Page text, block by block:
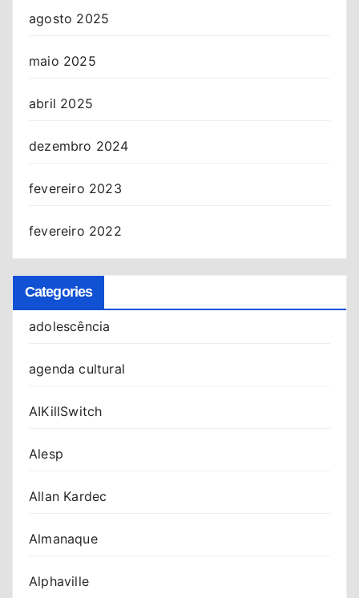
agosto 2025
maio 2025
abril 2025
dezembro 2024
fevereiro 2023
fevereiro 2022
Categories
adolescência
agenda cultural
AIKillSwitch
Alesp
Allan Kardec
Almanaque
Alphaville